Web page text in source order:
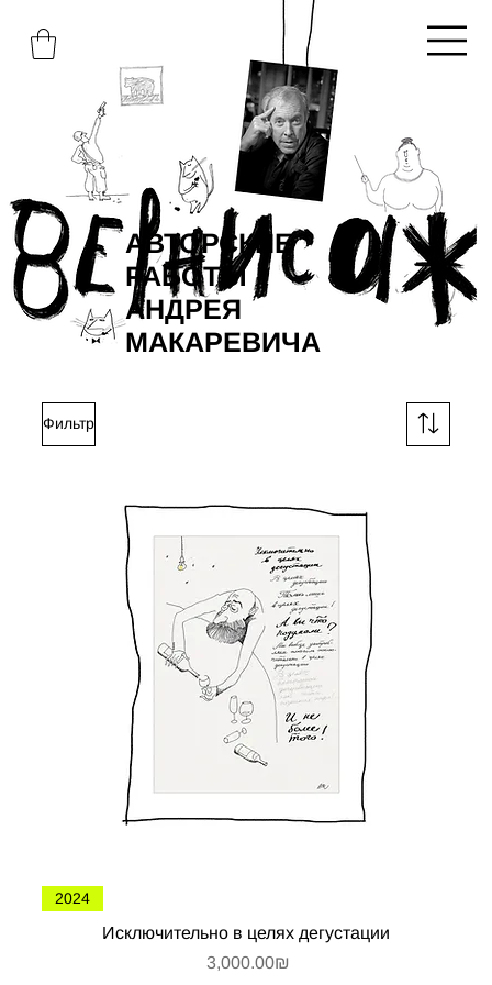
АВТОРСКИЕ
РАБОТЫ
АНДРЕЯ
МАКАРЕВИЧА
Фильтр
2024
Исключительно в целях дегустации
Цена
‏3,000.00 ‏₪